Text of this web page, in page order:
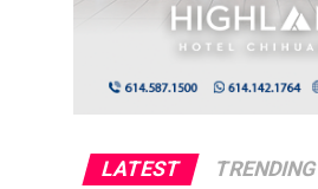
LATEST TRENDING